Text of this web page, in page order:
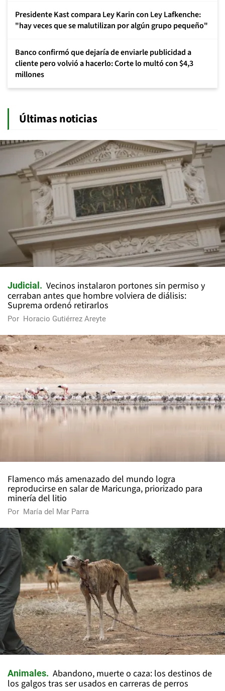
Presidente Kast compara Ley Karin con Ley Lafkenche:
"hay veces que se malutilizan por algún grupo pequeño"
Banco confirmó que dejaría de enviarle publicidad a
cliente pero volvió a hacerlo: Corte lo multó con $4,3
millones
Últimas noticias
Judicial
Vecinos instalaron portones sin permiso y
cerraban antes que hombre volviera de diálisis:
Suprema ordenó retirarlos
Por Horacio Gutiérrez Areyte
Flamenco más amenazado del mundo logra
reproducirse en salar de Maricunga, priorizado para
minería del litio
Por María del Mar Parra
Animales
Abandono, muerte o caza: los destinos de
los galgos tras ser usados en carreras de perros